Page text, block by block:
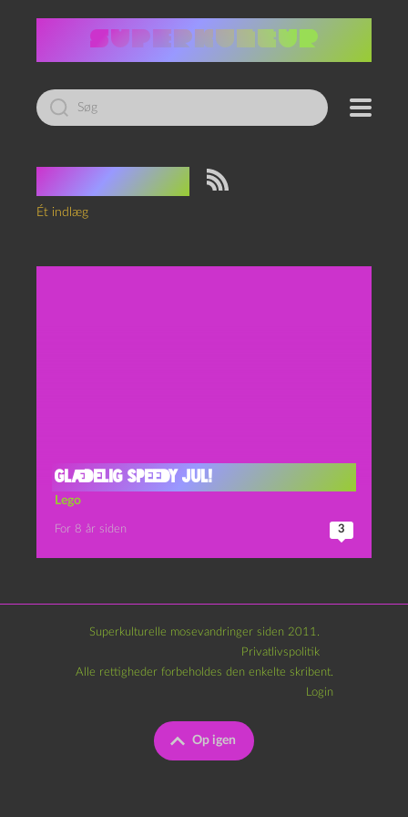
Led
efter:
slæde
Ét indlæg
Glædelig speedy jul!
Lego
For 8 år siden 3
Superkulturelle mosevandringer siden 2011.
Privatlivspolitik
Op igen
Alle rettigheder forbeholdes den enkelte skribent.
Login